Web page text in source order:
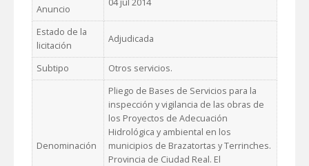
Anuncio
04 jul 2014
Estado de la
licitación
Adjudicada
Subtipo Otros servicios.
Denominación
Pliego de Bases de Servicios para la
inspección y vigilancia de las obras de
los Proyectos de Adecuación
Hidrológica y ambiental en los
municipios de Brazatortas y Terrinches.
Provincia de Ciudad Real. El